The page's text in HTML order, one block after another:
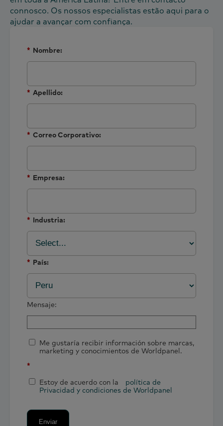
connosco. Os nossos especialistas estão aqui para o
ajudar a avançar com confiança.
* Nombre:
* Apellido:
* Correo Corporativo:
* Empresa:
* Industria:
* País:
Mensaje:
Me gustaría recibir información sobre marcas,
marketing y conocimientos de Worldpanel.
*
Estoy de acuerdo con la
política de
Privacidad y condiciones de Worldpanel
Enviar